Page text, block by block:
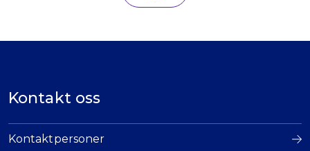
Kontakt oss
Kontaktpersoner